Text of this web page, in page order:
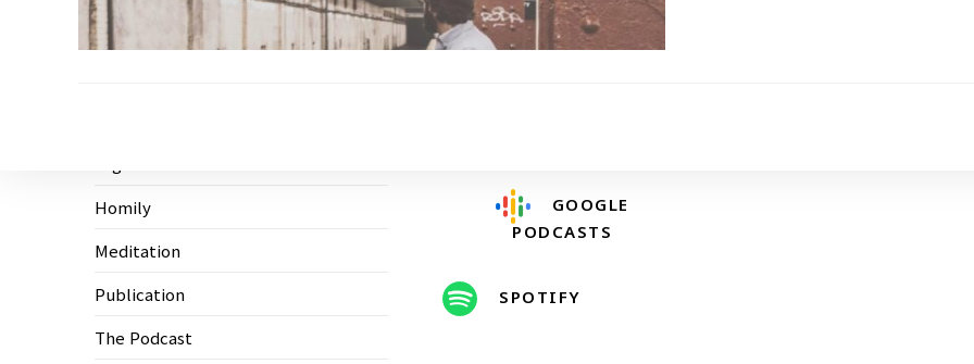
Homily
Meditation
Publication
The Podcast
GOOGLE
PODCASTS
SPOTIFY